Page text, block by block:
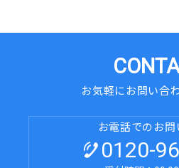
お気軽にお問い合
お電話でのお
0120-